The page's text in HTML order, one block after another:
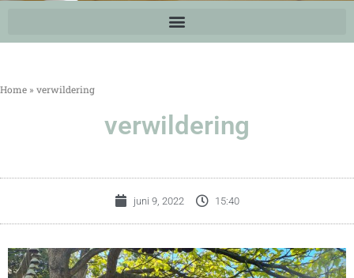
Home » verwildering
verwildering
juni 9, 2022 15:40